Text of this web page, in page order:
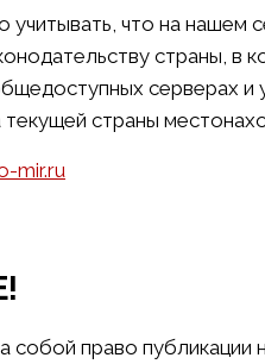
что на нашем
страны, в
серверах и
текущей страны
mir.ru
собой право